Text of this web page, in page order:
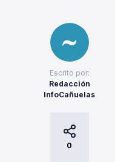
Escrito por:
Redacción
InfoCañuelas
0